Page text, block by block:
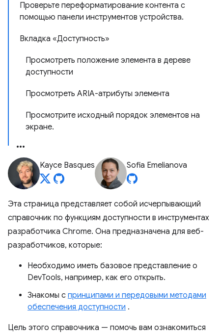
Проверьте переформатирование контента с
помощью панели инструментов устройства.
Вкладка «Доступность»
Просмотреть положение элемента в дереве
доступности
Просмотреть ARIA-атрибуты элемента
Просмотрите исходный порядок элементов на
экране.
Kayce Basques Sofia Emelianova
Эта страница представляет собой исчерпывающий
справочник по функциям доступности в инструментах
разработчика Chrome. Она предназначена для веб-
разработчиков, которые:
Необходимо иметь базовое представление о
DevTools, например, как его открыть.
Знакомы с принципами и передовыми методами
обеспечения доступности .
Цель этого справочника — помочь вам ознакомиться